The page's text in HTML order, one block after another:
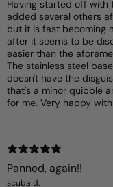
Having started off with
added several others
but it is fast becoming
after it seems to be
easier than the
The stainless steel
doesn't have the
that's a minor quibble
for me. Very happy
Panned, again!!
scuba d.